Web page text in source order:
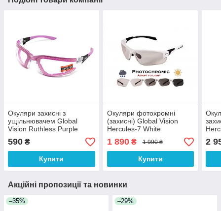
Окуляри захисні з
ущільнювачем Global
Vision Ruthless Purple
(clear) Anti-Fog, прозорі в
фіолетовій оправі
590 ₴
Купити
Окуляри фотохромні
(захисні) Global Vision
Hercules-7 White
Photochromic (clear),
фотохромні прозорі в білій
оправі
1 890₴ 1 990 ₴
Купити
2
Акційні пропозиції та новинки
–35% –29%